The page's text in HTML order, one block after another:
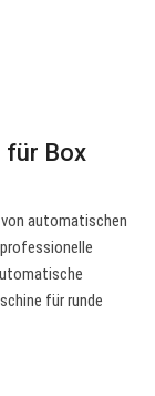
für Box
automatischen
für runde